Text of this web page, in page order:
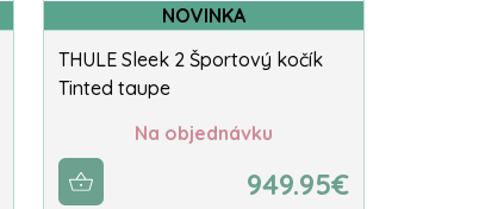
NOVINKA
THULE Sleek 2 Športový kočík
Tinted taupe
Na objednávku
949.95€